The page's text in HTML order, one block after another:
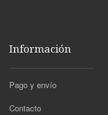
Información
Pago y envío
Contacto